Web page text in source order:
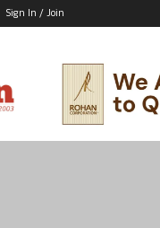
Sign In / Join